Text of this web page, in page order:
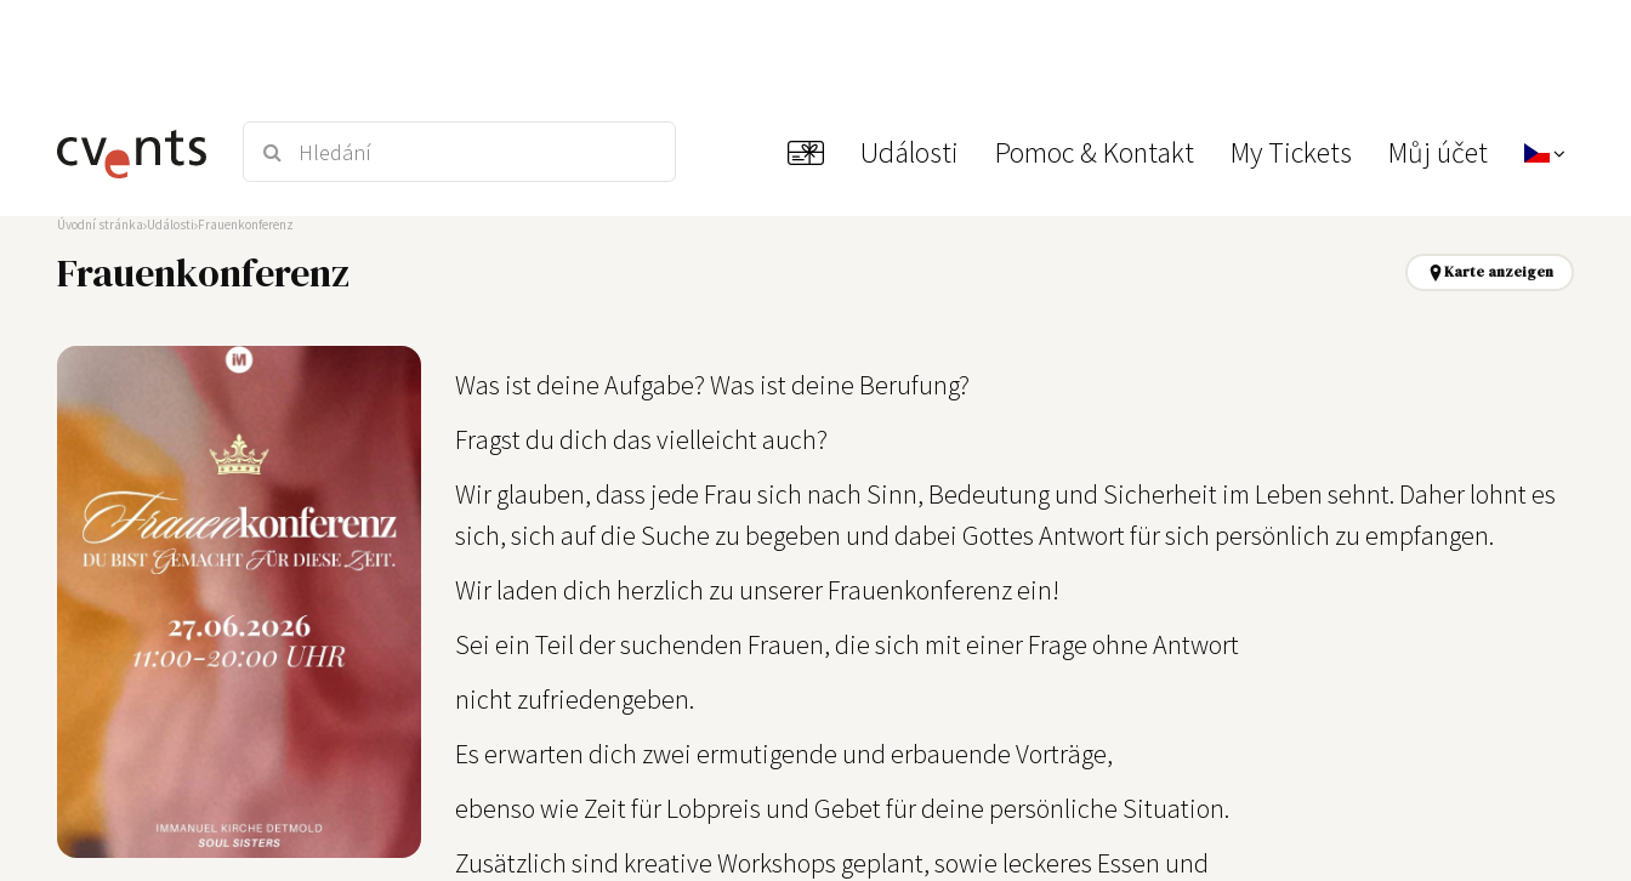
Události Pomoc & Kontakt My Tickets Můj účet
Úvodní stránka Události Frauenkonferenz
Frauenkonferenz Karte anzeigen
Was ist deine Aufgabe? Was ist deine Berufung?
Fragst du dich das vielleicht auch?
Wir glauben, dass jede Frau sich nach Sinn, Bedeutung und Sicherheit im Leben sehnt. Daher lohnt es
sich, sich auf die Suche zu begeben und dabei Gottes Antwort für sich persönlich zu empfangen.
Wir laden dich herzlich zu unserer Frauenkonferenz ein!
Sei ein Teil der suchenden Frauen, die sich mit einer Frage ohne Antwort
nicht zufriedengeben.
Es erwarten dich zwei ermutigende und erbauende Vorträge,
ebenso wie Zeit für Lobpreis und Gebet für deine persönliche Situation.
Zusätzlich sind kreative Workshops geplant, sowie leckeres Essen und